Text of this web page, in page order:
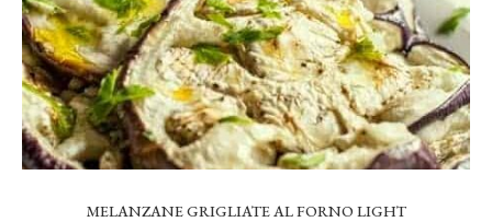
MELANZANE GRIGLIATE AL FORNO LIGHT